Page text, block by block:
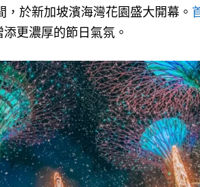
於新加坡濱海灣花園盛大開幕。
更濃厚的節日氣氛。